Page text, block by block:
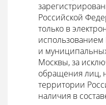
Российской
только в
использованием
и
Москвы, за
обращения лиц,
территории
наличия в